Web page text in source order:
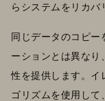
らシステムをリカバ
同じデータのコピー
ーションとは異なり
性を提供します。イ
ゴリズムを使用し